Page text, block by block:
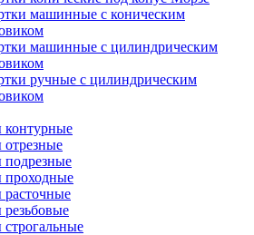
машинные с коническим
машинные с цилиндрическим
ручные с цилиндрическим
контурные
отрезные
подрезные
проходные
расточные
резьбовые
строгальные